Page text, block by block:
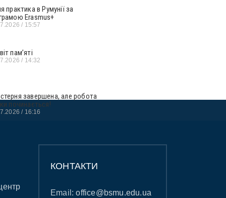
практика в Румунії за
Erasmus+
15:57
пам’яті
14:32
завершена, але робота
починається!
16:16
КОНТАКТИ
Email:office@bsmu.edu.ua